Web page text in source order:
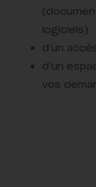
logiciels)
d’un
d’un
vos